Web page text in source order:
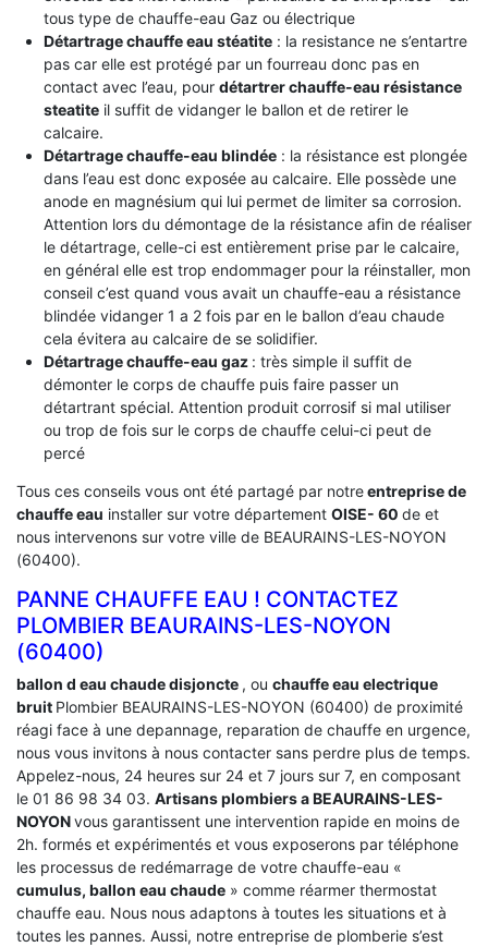
tous type de chauffe-eau Gaz ou électrique
Détartrage chauffe eau stéatite: la resistance ne s’entartre
pas car elle est protégé par un fourreau donc pas en
contact avec l’eau, pour détartrer chauffe-eau résistance
steatiteil suffit de vidanger le ballon et de retirer le
calcaire.
Détartrage chauffe-eau blindée: la résistance est plongée
dans l’eau est donc exposée au calcaire. Elle possède une
anode en magnésium qui lui permet de limiter sa corrosion.
Attention lors du démontage de la résistance afin de réaliser
le détartrage, celle-ci est entièrement prise par le calcaire,
en général elle est trop endommager pour la réinstaller, mon
conseil c’est quand vous avait un chauffe-eau a résistance
blindée vidanger 1 a 2 fois par en le ballon d’eau chaude
cela évitera au calcaire de se solidifier.
Détartrage chauffe-eau gaz : très simple il suffit de
démonter le corps de chauffe puis faire passer un
détartrant spécial. Attention produit corrosif si mal utiliser
ou trop de fois sur le corps de chauffe celui-ci peut de
percé
Tous ces conseils vous ont été partagé par notreentreprise de
chauffe eau installer sur votre département OISE- 60 de et
nous intervenons sur votre ville de BEAURAINS-LES-NOYON
(60400).
PANNE CHAUFFE EAU ! CONTACTEZ
PLOMBIER BEAURAINS-LES-NOYON
(60400)
ballon d eau chaude disjoncte , ou chauffe eau electrique
bruit Plombier BEAURAINS-LES-NOYON (60400) de proximité
réagi face à une depannage, reparation de chauffe en urgence,
nous vous invitons à nous contacter sans perdre plus de temps.
Appelez-nous, 24 heures sur 24 et 7 jours sur 7, en composant
le 01 86 98 34 03. Artisans plombiers a BEAURAINS-LES-
NOYONvous garantissent une intervention rapide en moins de
2h. formés et expérimentés et vous exposerons par téléphone
les processus de redémarrage de votre chauffe-eau «
cumulus, ballon eau chaude » comme réarmer thermostat
chauffe eau. Nous nous adaptons à toutes les situations et à
toutes les pannes. Aussi, notre entreprise de plomberie s’est